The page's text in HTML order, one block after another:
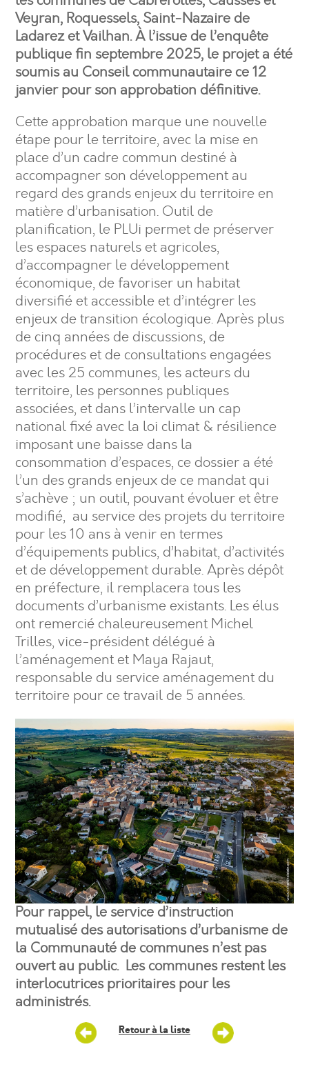
Veyran, Roquessels, Saint-Nazaire de
Ladarez et Vailhan. À l’issue de l’enquête
publique fin septembre 2025, le projet a été
soumis au Conseil communautaire ce 12
janvier pour son approbation définitive.
Cette approbation marque une nouvelle
étape pour le territoire, avec la mise en
place d’un cadre commun destiné à
accompagner son développement au
regard des grands enjeux du territoire en
matière d’urbanisation. Outil de
planification, le PLUi permet de préserver
les espaces naturels et agricoles,
d’accompagner le développement
économique, de favoriser un habitat
diversifié et accessible et d’intégrer les
enjeux de transition écologique. Après plus
de cinq années de discussions, de
procédures et de consultations engagées
avec les 25 communes, les acteurs du
territoire, les personnes publiques
associées, et dans l’intervalle un cap
national fixé avec la loi climat & résilience
imposant une baisse dans la
consommation d’espaces, ce dossier a été
l’un des grands enjeux de ce mandat qui
s’achève ; un outil, pouvant évoluer et être
modifié, au service des projets du territoire
pour les 10 ans à venir en termes
d’équipements publics, d’habitat, d’activités
et de développement durable. Après dépôt
en préfecture, il remplacera tous les
documents d’urbanisme existants. Les élus
ont remercié chaleureusement Michel
Trilles, vice-président délégué à
l’aménagement et Maya Rajaut,
responsable du service aménagement du
territoire pour ce travail de 5 années.
Pour rappel, le service d’instruction
mutualisé des autorisations d’urbanisme de
la Communauté de communes n’est pas
ouvert au public. Les communes restent les
interlocutrices prioritaires pour les
administrés.
Retour à la liste